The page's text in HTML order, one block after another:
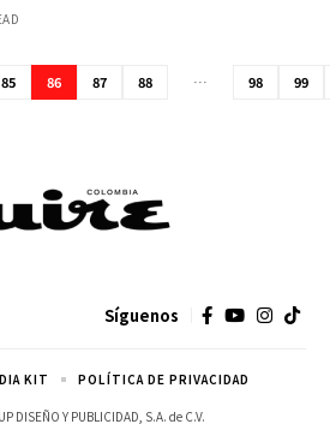
85 86 87 88 … 98 99
Síguenos
DISEÑO Y PUBLICIDAD, S.A. de C.V.
KIT POLÍTICA DE PRIVACIDAD